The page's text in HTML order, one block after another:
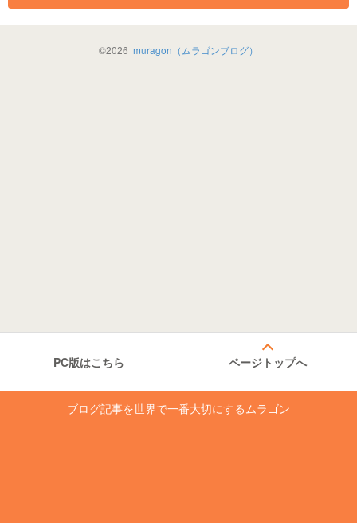
©2026 muragon（ムラゴンブログ）
PC版はこちら ページトップへ
ブログ記事を世界で一番大切にするムラゴン